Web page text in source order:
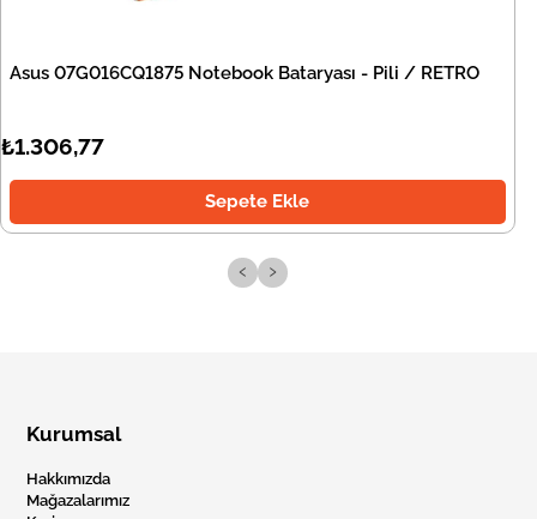
Asus 07G016CQ1875 Notebook Bataryası - Pili / RETRO
₺1.306,77
Sepete Ekle
‹ ›
Kurumsal
Hakkımızda
Mağazalarımız